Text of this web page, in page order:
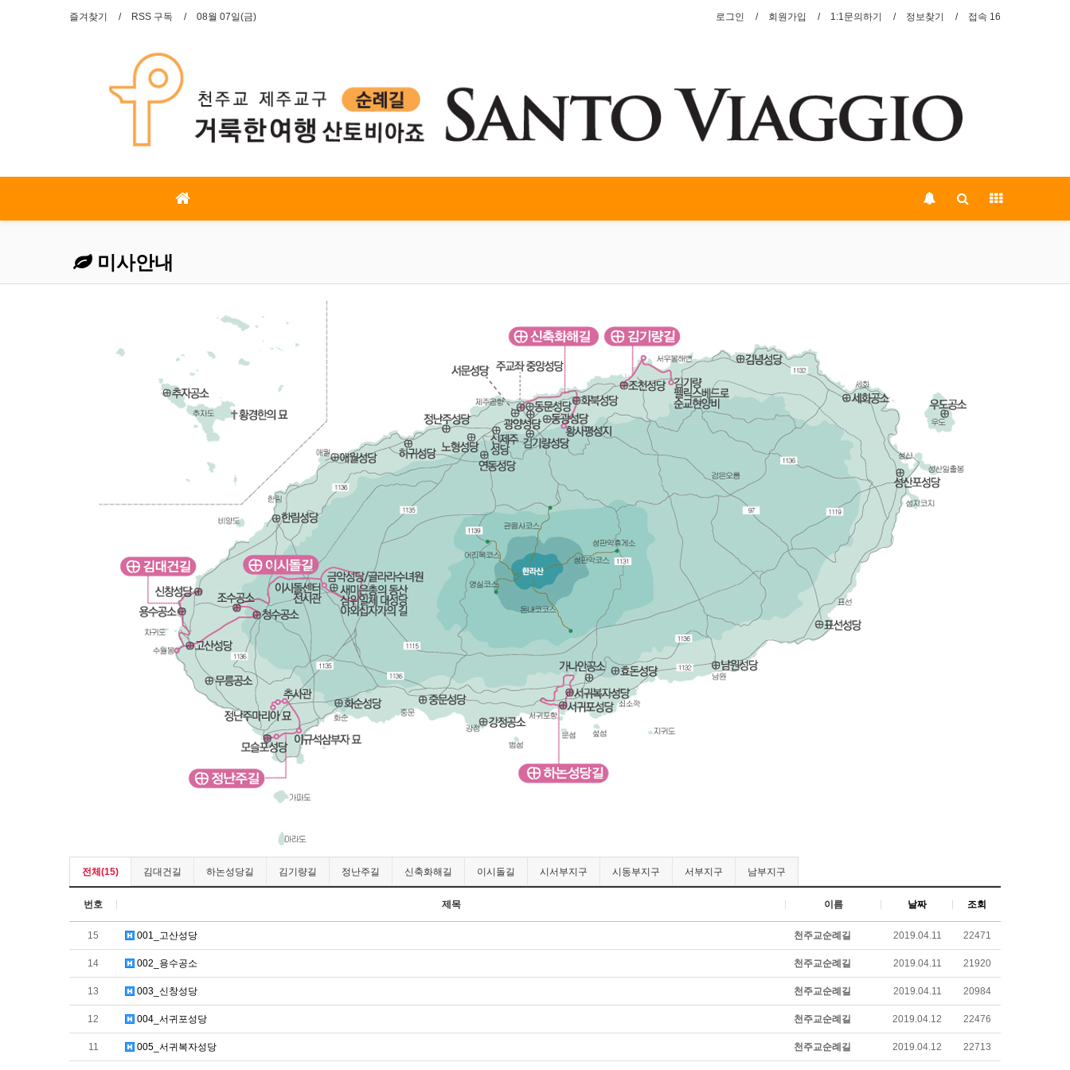
즐겨찾기 RSS 구독 08월 07일(금) 로그인 회원가입 1:1문의하기 정보찾기 접속 16
미사안내
전체(15) 김대건길 하논성당길 김기량길 정난주길 신축화해길 이시돌길 시서부지구 시동부지구 서부지구 남부지구
번호 제목 이름 날짜 조회
15 001_고산성당 천주교순례길 2019.04.11 22471
14 002_용수공소 천주교순례길 2019.04.11 21920
13 003_신창성당 천주교순례길 2019.04.11 20984
12 004_서귀포성당 천주교순례길 2019.04.12 22476
11 005_서귀복자성당 천주교순례길 2019.04.12 22713